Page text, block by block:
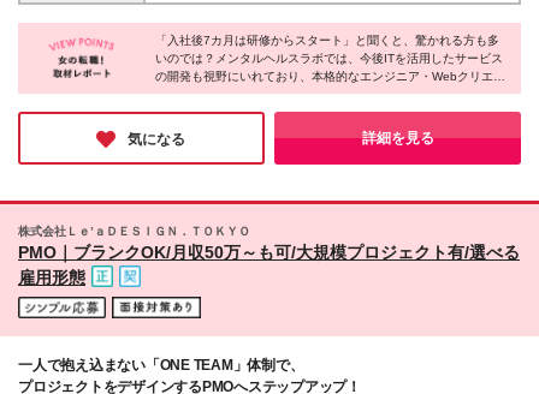
心がある □福祉や教育など"人に関わる仕事"にやりが
いを感じてきた □人の役に立つ仕事がしたい □人とコ
ミュニケーションを取りながら仕事を進められる □責
ス、思いを重要視します！
した場合は別途追加支給します ★残業が20時間に達
しなくても、固定残業代は全額支給されます
または関東（東京・神奈川・埼玉など）または関西
（大阪府・兵庫県など）のプロジェクト先 ▼下記エ
リアで積極採用中です▼ ・東京都、埼玉県、栃木
県、愛知県、京都府、兵庫県、熊本県 ★フルリモー
ト可（通勤不要） ★あなたが希望するエリアで勤務
可 ★転勤はありません(地方在住の方も歓迎します) ■
「入社後7カ月は研修からスタート」と聞くと、驚かれる方も多
いのでは？メンタルヘルスラボでは、今後ITを活用したサービス
の開発も視野にいれており、本格的なエンジニア・Webクリエイ
ター育成に乗り出すそうです！関連会社が多くのエンジニア育成
ノウハウを持っていることもあり、質の高い研修が受けられると
のこと！エンジニアやクリエイターを目指す方にとって、またと
ない絶好のチャンスになりそうです♪
気になる 詳細を見る
株式会社Ｌｅ’ａＤＥＳＩＧＮ．ＴＯＫＹＯ
PMO｜ブランクOK/月収50万～も可/大規模プロジェクト有/選べる
雇用形態
一人で抱え込まない「ONE TEAM」体制で、
プロジェクトをデザインするPMOへステップアップ！